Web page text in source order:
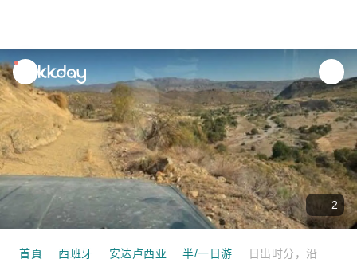
unread
notifications
2
首頁 西班牙 安达卢西亚 半/一日游